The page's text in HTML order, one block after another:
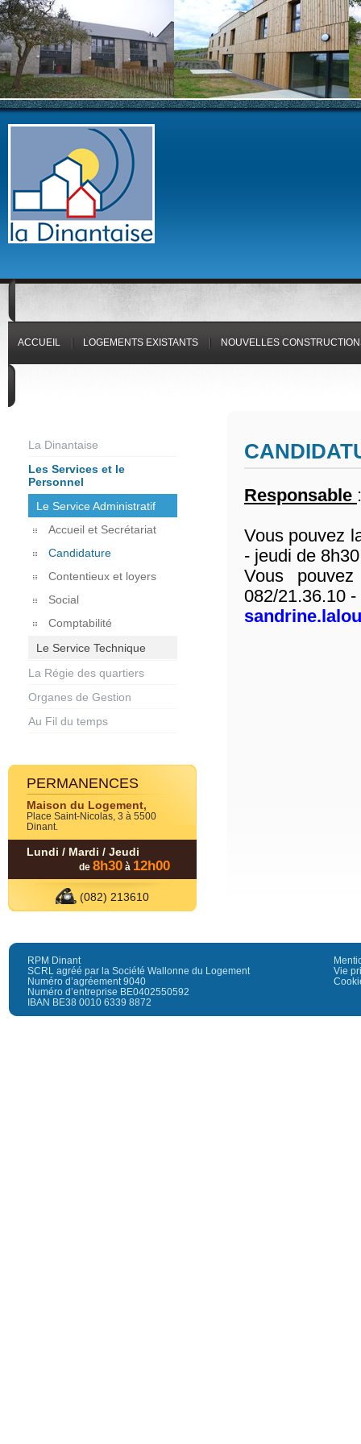
ACCUEIL LOGEMENTS EXISTANTS NOUVELLES
La Dinantaise
Les Services et le
Personnel
Le Service Administratif
Accueil et Secrétariat
Candidature
Contentieux et loyers
Social
Comptabilité
Le Service Technique
La Régie des quartiers
Organes de Gestion
Au Fil du temps
PERMANENCES
Maison du Logement,
Place Saint-Nicolas, 3 à 5500
Dinant.
Lundi / Mardi / Jeudi
de 8h30 à 12h00
(082) 213610
Responsable
Vous pouvez
- jeudi de
Vous
082/21.36.10
RPM Dinant
SCRL agréé par la Société Wallonne du Logement
Numéro d’agréement 9040
Numéro d’entreprise BE0402550592
IBAN BE38 0010 6339 8872
Vie